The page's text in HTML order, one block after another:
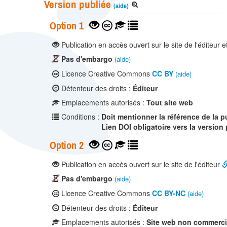
Version publiée (aide)
Option 1
Publication en accès ouvert sur le site de l'éditeur
Pas d'embargo (aide)
Licence Creative Commons CC BY (aide)
Détenteur des droits : Éditeur
Emplacements autorisés : Tout site web
Conditions : Doit mentionner la référence de la
Lien DOI obligatoire vers la version
Option 2
Publication en accès ouvert sur le site de l'éditeur
Pas d'embargo (aide)
Licence Creative Commons CC BY-NC (aide)
Détenteur des droits : Éditeur
Emplacements autorisés : Site web non